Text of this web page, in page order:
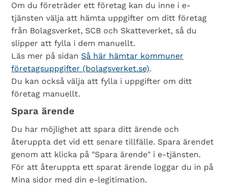
Om du företräder ett företag kan du inne i e-
tjänsten välja att hämta uppgifter om ditt företag
från Bolagsverket, SCB och Skatteverket, så du
slipper att fylla i dem manuellt.
Läs mer på sidan Så här hämtar kommuner
företagsuppgifter (bolagsverket.se).
Du kan också välja att fylla i uppgifter om ditt
företag manuellt.
Spara ärende
Du har möjlighet att spara ditt ärende och
återuppta det vid ett senare tillfälle. Spara ärendet
genom att klicka på "Spara ärende" i e-tjänsten.
För att återuppta ett sparat ärende loggar du in på
Mina sidor med din e-legitimation.